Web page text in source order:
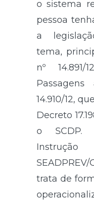
o sistema
pessoa
a
tema,
nº
14.910/12,
Decreto
o SCDP.
trata de